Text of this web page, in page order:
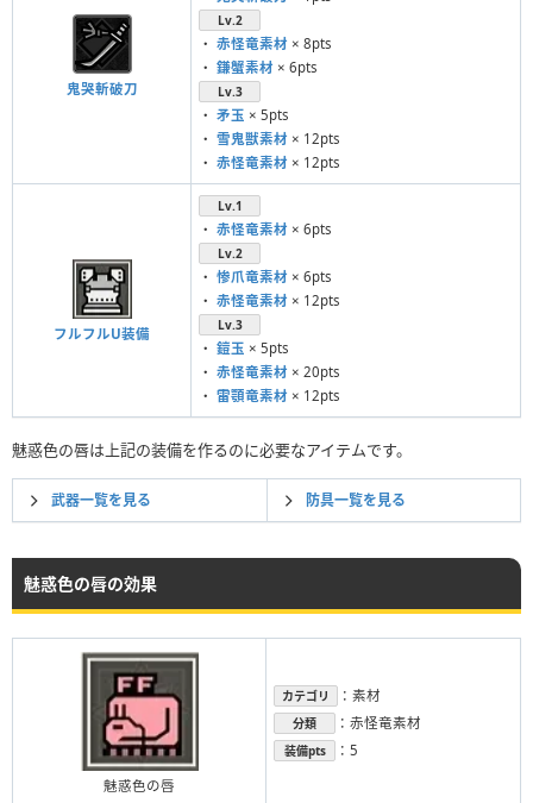
鬼哭斬破刀
Lv.2
・ 赤怪竜素材 × 8pts
・ 鎌蟹素材 × 6pts
Lv.3
・ 矛玉 × 5pts
・ 雪鬼獣素材 × 12pts
・ 赤怪竜素材 × 12pts
フルフルU装備
Lv.1
・ 赤怪竜素材 × 6pts
Lv.2
・ 惨爪竜素材 × 6pts
・ 赤怪竜素材 × 12pts
Lv.3
・ 鎧玉 × 5pts
・ 赤怪竜素材 × 20pts
・ 雷顎竜素材 × 12pts
魅惑色の唇は上記の装備を作るのに必要なアイテムです。
武器一覧を見る 防具一覧を見る
魅惑色の唇の効果
魅惑色の唇
カテゴリ ：素材
分類 ：赤怪竜素材
装備pts ：5